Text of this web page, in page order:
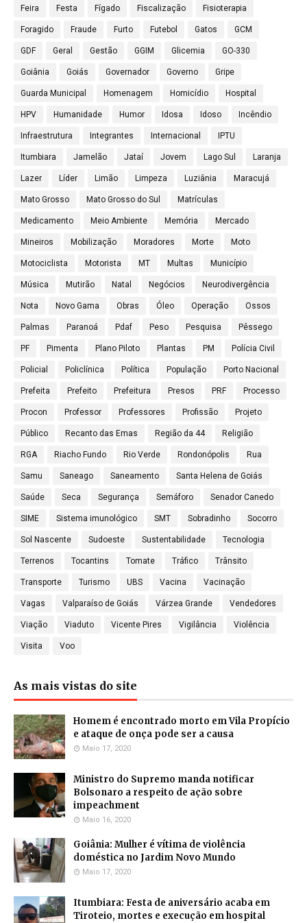
Feira Festa Fígado Fiscalização Fisioterapia
Foragido Fraude Furto Futebol Gatos GCM
GDF Geral Gestão GGIM Glicemia GO-330
Goiânia Goiás Governador Governo Gripe
Guarda Municipal Homenagem Homicídio Hospital
HPV Humanidade Humor Idosa Idoso Incêndio
Infraestrutura Integrantes Internacional IPTU
Itumbiara Jamelão Jataí Jovem Lago Sul Laranja
Lazer Líder Limão Limpeza Luziânia Maracujá
Mato Grosso Mato Grosso do Sul Matrículas
Medicamento Meio Ambiente Memória Mercado
Mineiros Mobilização Moradores Morte Moto
Motociclista Motorista MT Multas Município
Música Mutirão Natal Negócios Neurodivergência
Nota Novo Gama Obras Óleo Operação Ossos
Palmas Paranoá Pdaf Peso Pesquisa Pêssego
PF Pimenta Plano Piloto Plantas PM Polícia Civil
Policial Policlínica Política População Porto Nacional
Prefeita Prefeito Prefeitura Presos PRF Processo
Procon Professor Professores Profissão Projeto
Público Recanto das Emas Região da 44 Religião
RGA Riacho Fundo Rio Verde Rondonópolis Rua
Samu Saneago Saneamento Santa Helena de Goiás
Saúde Seca Segurança Semáforo Senador Canedo
SIME Sistema imunológico SMT Sobradinho Socorro
Sol Nascente Sudoeste Sustentabilidade Tecnologia
Terrenos Tocantins Tomate Tráfico Trânsito
Transporte Turismo UBS Vacina Vacinação
Vagas Valparaíso de Goiás Várzea Grande Vendedores
Viação Viaduto Vicente Pires Vigilância Violência
Visita Voo
As mais vistas do site
Homem é encontrado morto em Vila Propício
e ataque de onça pode ser a causa
Maio 17, 2020
Ministro do Supremo manda notificar
Bolsonaro a respeito de ação sobre
impeachment
Maio 16, 2020
Goiânia: Mulher é vítima de violência
doméstica no Jardim Novo Mundo
Maio 17, 2020
Itumbiara: Festa de aniversário acaba em
Tiroteio, mortes e execução em hospital